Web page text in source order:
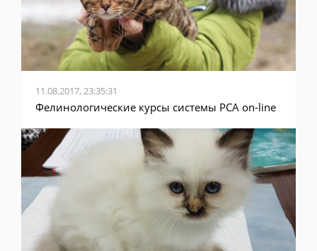
11.08.2017, 23:35:31
Фелинологические курсы системы PCA on-line